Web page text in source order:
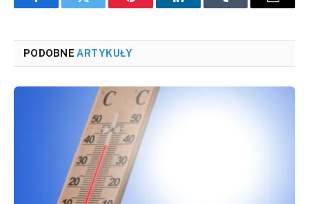
FacebookTwitter Pinterest LinkedInTumblr Email
PODOBNEARTYKUŁY